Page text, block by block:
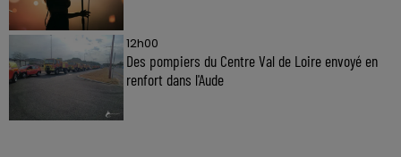
12h00
Des pompiers du Centre Val de Loire envoyé en
renfort dans l'Aude